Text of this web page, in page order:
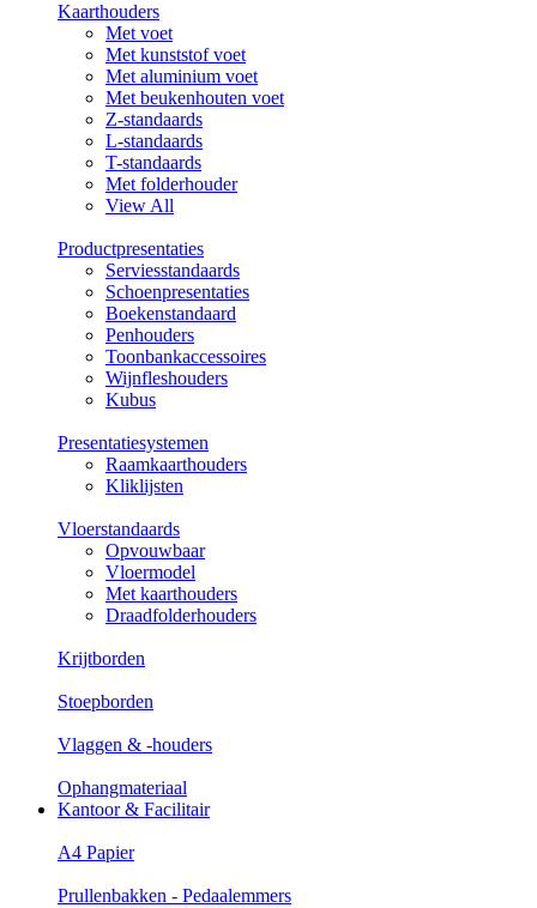
Kaarthouders
Met voet
Met kunststof voet
Met aluminium voet
Met beukenhouten voet
Z-standaards
L-standaards
T-standaards
Met folderhouder
View All
Productpresentaties
Serviesstandaards
Schoenpresentaties
Boekenstandaard
Penhouders
Toonbankaccessoires
Wijnfleshouders
Kubus
Presentatiesystemen
Raamkaarthouders
Kliklijsten
Vloerstandaards
Opvouwbaar
Vloermodel
Met kaarthouders
Draadfolderhouders
Krijtborden
Stoepborden
Vlaggen & -houders
Ophangmateriaal
Kantoor & Facilitair
A4 Papier
Prullenbakken - Pedaalemmers